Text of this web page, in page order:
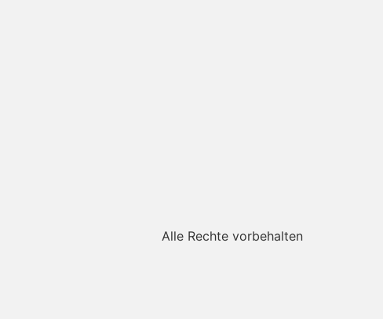
Alle Rechte vorbehalten